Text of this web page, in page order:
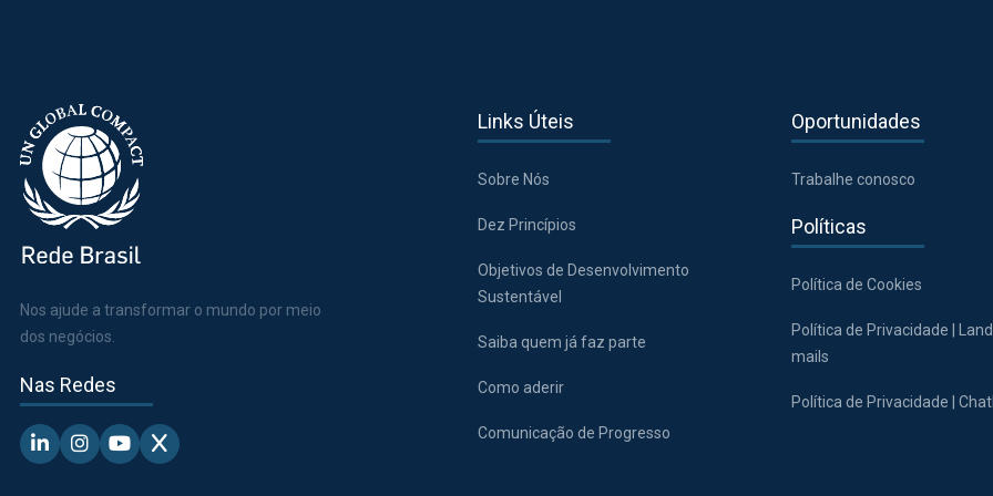
Nos ajude a transformar o mundo por meio
dos negócios.
Nas Redes
Linkedin - Pacto Global BR
Instagram - Pacto Global BR
Youtube - Pacto Global BR
X - Pacto Global BR
Links Úteis
Sobre Nós
Dez Princípios
Objetivos de Desenvolvimento
Sustentável
Saiba quem já faz parte
Como aderir
Comunicação de Progresso
Oportunidades
Trabalhe conosco
Políticas
Política de Cookies
Política de Privacidade |
mails
Política de Privacidade |